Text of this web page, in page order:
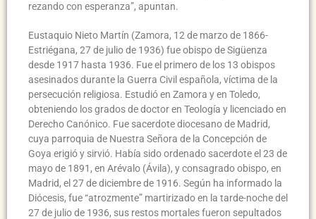
rezando con esperanza”, apuntan.
Eustaquio Nieto Martín (Zamora, 12 de marzo de 1866-
Estriégana, 27 de julio de 1936) fue obispo de Sigüenza
desde 1917 hasta 1936. Fue el primero de los 13 obispos
asesinados durante la Guerra Civil española, víctima de la
persecución religiosa. Estudió en Zamora y en Toledo,
obteniendo los grados de doctor en Teología y licenciado en
Derecho Canónico. Fue sacerdote diocesano de Madrid,
cuya parroquia de Nuestra Señora de la Concepción de
Goya erigió y sirvió. Había sido ordenado sacerdote el 23 de
mayo de 1891, en Arévalo (Ávila), y consagrado obispo, en
Madrid, el 27 de diciembre de 1916. Según ha informado la
Diócesis, fue “atrozmente” martirizado en la tarde-noche del
27 de julio de 1936, sus restos mortales fueron sepultados